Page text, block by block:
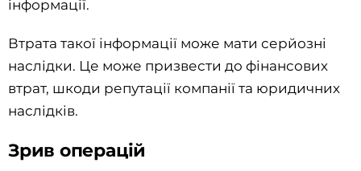
інформації.
Втрата такої інформації може мати серйозні
наслідки. Це може призвести до фінансових
втрат, шкоди репутації компанії та юридичних
наслідків.
Зрив операцій